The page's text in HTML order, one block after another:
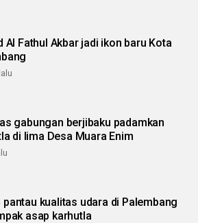
Al Fathul Akbar jadi ikon baru Kota
gabungan berjibaku padamkan
di lima Desa Muara Enim
pantau kualitas udara di Palembang
asap karhutla